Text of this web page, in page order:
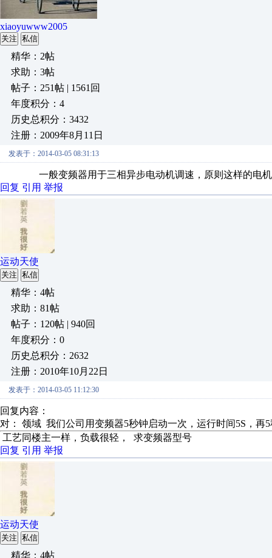
xiaoyuwww2005
关注 私信
精华：2帖
求助：3帖
帖子：251帖 | 1561回
年度积分：4
历史总积分：3432
注册：2009年8月11日
发表于：2014-03-05 08:31:13
一般变频器用于三相异步电动机调速，原则这样的电机
回复 引用 举报
运动天使
关注 私信
精华：4帖
求助：81帖
帖子：120帖 | 940回
年度积分：0
历史总积分：2632
注册：2010年10月22日
发表于：2014-03-05 11:12:30
回复内容：
对： 领域 我们公司用变频器5秒钟启动一次，运行时间5S，再
工艺同楼主一样，负载很轻， 求变频器型号
回复 引用 举报
运动天使
关注 私信
精华：4帖